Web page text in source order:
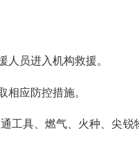
员进入机构救援。
应防控措施。
工具、燃气、火种、尖锐